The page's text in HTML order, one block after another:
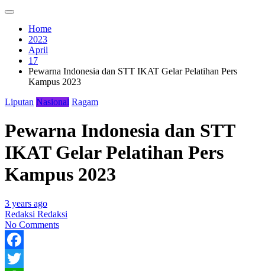
Home
2023
April
17
Pewarna Indonesia dan STT IKAT Gelar Pelatihan Pers
Kampus 2023
Liputan Nasional Ragam
Pewarna Indonesia dan STT
IKAT Gelar Pelatihan Pers
Kampus 2023
3 years ago
Redaksi Redaksi
No Comments
Facebook